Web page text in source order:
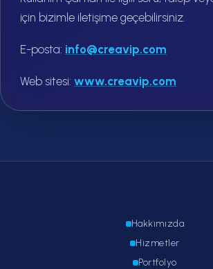
için bizimle iletişime geçebilirsiniz.
E-posta: info@creavip.com
Web sitesi: www.creavip.com
Hakkımızda
Hizmetler
Portfolyo